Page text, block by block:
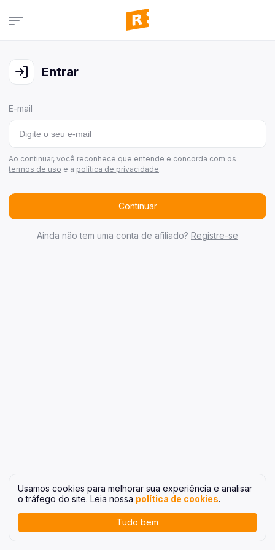
Veja todas as campanhas disponíveis
Últimos ganhadores
Veja quem já ganhou
Área de afiliados
Entrar
E-mail
Ao continuar, você reconhece que entende e concorda com os
termos de uso e a política de privacidade.
Continuar
Ainda não tem uma conta de afiliado? Registre-se
Usamos cookies para melhorar sua experiência e analisar
o tráfego do site. Leia nossa política de cookies.
Tudo bem